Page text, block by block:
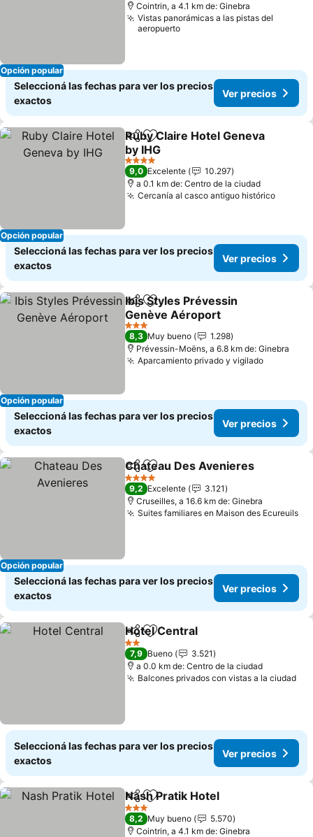
Opción popular
Cointrin, a 4.1 km de: Ginebra
Vistas panorámicas a las pistas del
aeropuerto
Seleccioná las fechas para ver los precios
exactos
Ver precios
Opción popular
CompartirAñadir a favoritos
Ruby Claire Hotel Geneva
by IHG
4 Estrellas
9,0 Excelente
10.297
a 0.1 km de: Centro de la ciudad
Cercanía al casco antiguo histórico
Seleccioná las fechas para ver los precios
exactos
Ver precios
Opción popular
CompartirAñadir a favoritos
Ibis Styles Prévessin
Genève Aéroport
3 Estrellas
8,3 Muy bueno
1.298
Prévessin-Moëns, a 6.8 km de: Ginebra
Aparcamiento privado y vigilado
Seleccioná las fechas para ver los precios
exactos
Ver precios
Opción popular
CompartirAñadir a favoritos
Chateau Des Avenieres
4 Estrellas
9,2 Excelente
3.121
Cruseilles, a 16.6 km de: Ginebra
Suites familiares en Maison des Ecureuils
Seleccioná las fechas para ver los precios
exactos
Ver precios
CompartirAñadir a favoritos
Hotel Central
2 Estrellas
7,9 Bueno
3.521
a 0.0 km de: Centro de la ciudad
Balcones privados con vistas a la ciudad
Seleccioná las fechas para ver los precios
exactos
Ver precios
CompartirAñadir a favoritos
Nash Pratik Hotel
3 Estrellas
8,2 Muy bueno
5.570
Cointrin, a 4.1 km de: Ginebra